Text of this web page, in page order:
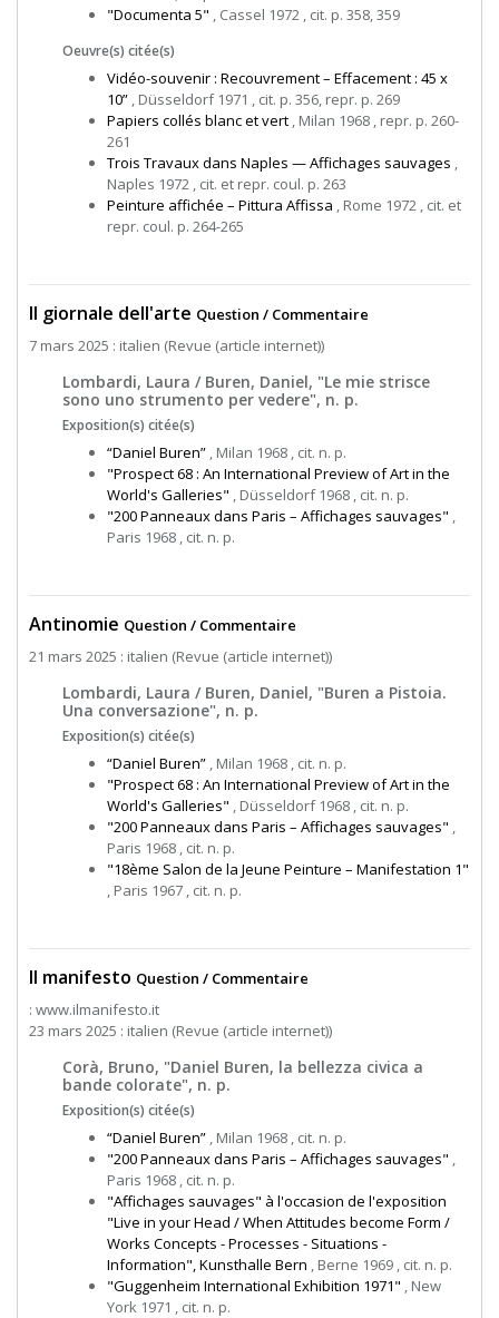
"Documenta 5" , Cassel 1972 , cit. p. 358, 359
Oeuvre(s) citée(s)
Vidéo-souvenir : Recouvrement – Effacement : 45 x
10” , Düsseldorf 1971 , cit. p. 356, repr. p. 269
Papiers collés blanc et vert , Milan 1968 , repr. p. 260-
261
Trois Travaux dans Naples — Affichages sauvages ,
Naples 1972 , cit. et repr. coul. p. 263
Peinture affichée – Pittura Affissa , Rome 1972 , cit. et
repr. coul. p. 264-265
Il giornale dell'arte Question / Commentaire
7 mars 2025 : italien (Revue (article internet))
Lombardi, Laura / Buren, Daniel, "Le mie strisce
sono uno strumento per vedere", n. p.
Exposition(s) citée(s)
“Daniel Buren” , Milan 1968 , cit. n. p.
"Prospect 68 : An International Preview of Art in the
World's Galleries" , Düsseldorf 1968 , cit. n. p.
"200 Panneaux dans Paris – Affichages sauvages" ,
Paris 1968 , cit. n. p.
Antinomie Question / Commentaire
21 mars 2025 : italien (Revue (article internet))
Lombardi, Laura / Buren, Daniel, "Buren a Pistoia.
Una conversazione", n. p.
Exposition(s) citée(s)
“Daniel Buren” , Milan 1968 , cit. n. p.
"Prospect 68 : An International Preview of Art in the
World's Galleries" , Düsseldorf 1968 , cit. n. p.
"200 Panneaux dans Paris – Affichages sauvages" ,
Paris 1968 , cit. n. p.
"18ème Salon de la Jeune Peinture – Manifestation 1"
, Paris 1967 , cit. n. p.
Il manifesto Question / Commentaire
: www.ilmanifesto.it
23 mars 2025 : italien (Revue (article internet))
Corà, Bruno, "Daniel Buren, la bellezza civica a
bande colorate", n. p.
Exposition(s) citée(s)
“Daniel Buren” , Milan 1968 , cit. n. p.
"200 Panneaux dans Paris – Affichages sauvages" ,
Paris 1968 , cit. n. p.
"Affichages sauvages" à l'occasion de l'exposition
"Live in your Head / When Attitudes become Form /
Works Concepts - Processes - Situations -
Information", Kunsthalle Bern , Berne 1969 , cit. n. p.
"Guggenheim International Exhibition 1971" , New
York 1971 , cit. n. p.